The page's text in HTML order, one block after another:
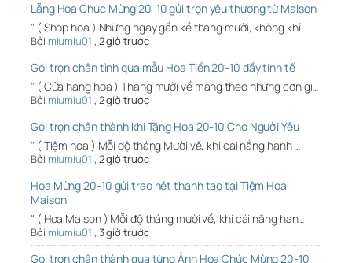
Lẵng Hoa Chúc Mừng 20-10 gửi trọn yêu thương từ Maison
" ( Shop hoa ) Những ngày gần kề tháng mười, không khí …
Bởi miumiu01 , 2 giờ trước
Gói trọn chân tình qua mẫu Hoa Tiền 20-10 đầy tinh tế
" ( Cửa hàng hoa ) Tháng mười về mang theo những cơn gi…
Bởi miumiu01 , 2 giờ trước
Gói trọn chân thành khi Tặng Hoa 20-10 Cho Người Yêu
" ( Tiệm hoa ) Mỗi độ tháng Mười về, khi cái nắng hanh …
Bởi miumiu01 , 2 giờ trước
Hoa Mừng 20-10 gửi trao nét thanh tao tại Tiệm Hoa
Maison
" ( Hoa Maison ) Mỗi độ tháng mười về, khi cái nắng han…
Bởi miumiu01 , 3 giờ trước
Gói trọn chân thành qua từng Ảnh Hoa Chúc Mừng 20-10